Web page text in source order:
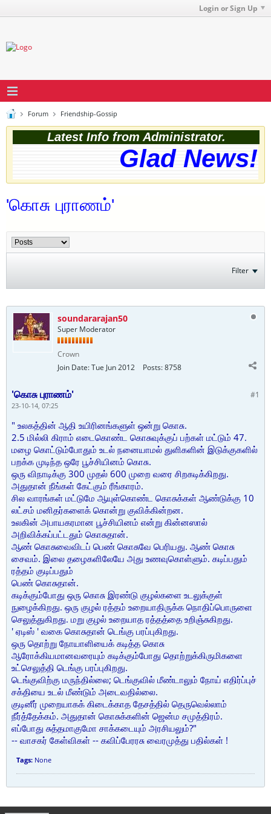
Login or Sign Up
Forum Friendship-Gossip
Latest Info from Administrator.
Glad News!
'கொசு புராணம்'
Filter
soundararajan50
Super Moderator
Crown
Join Date:Tue Jun 2012 Posts:8758
#1
'கொசு புராணம்'
23-10-14, 07:25
" உலகத்தின் ஆதி உயிரினங்களுள் ஒன்று கொசு.
2.5 மில்லி கிராம் எடைகொண்ட கொசுவுக்குப் பற்கள் மட்டும் 47.
மழை கொட்டும்போதும் உடல் நனையாமல் துளிகளின் இடுக்குகளில்
பறக்க முடிந்த ஒரே பூச்சியினம் கொசு.
ஒரு விநாடிக்கு 300 முதல் 600 முறை வரை சிறகடிக்கிறது.
அதுதான் நீங்கள் கேட்கும் ரீங்காரம்.
சில வாரங்கள் மட்டுமே ஆயுள்கொண்ட கொசுக்கள் ஆண்டுக்கு 10
லட்சம் மனிதர்களைக் கொன்று குவிக்கின்றன.
உலகின் அபாயகரமான பூச்சியினம் என்று கின்னஸால்
அறிவிக்கப்பட்டதும் கொசுதான்.
ஆண் கொசுவைவிடப் பெண் கொசுவே பெரியது. ஆண் கொசு
சைவம். இலை தழைகளிலேயே அது உணவுகொள்ளும். கடிப்பதும்
ரத்தம் குடிப்பதும்
பெண் கொசுதான்.
கடிக்கும்போது ஒரு கொசு இரண்டு குழல்களை உடலுக்குள்
நுழைக்கிறது. ஒரு குழல் ரத்தம் உறையாதிருக்க நொதிப்பொருளை
செலுத்துகிறது. மறு குழல் உறையாத ரத்தத்தை உறிஞ்சுகிறது.
' ஏடிஸ் ' வகை கொசுதான் டெங்கு பரப்புகிறது.
ஒரு தொற்று நோயாளியைக் கடித்த கொசு
ஆரோக்கியமானவரையும் கடிக்கும்போது தொற்றுக்கிருமிகளை
உட்செலுத்தி டெங்கு பரப்புகிறது.
டெங்குவிற்கு மருந்தில்லை; டெங்குவில் மீண்டாலும் நோய் எதிர்ப்புச்
சக்தியை உடல் மீண்டும் அடைவதில்லை.
குடினீர் முறையாகக் கிடைக்காத தேசத்தில் தெருவெல்லாம்
நீர்த்தேக்கம். அதுதான் கொசுக்களின் ஜென்ம சமுத்திரம்.
எப்போது சுத்தமாகுமோ சாக்கடையும் அரசியலும்?"
-- வாசகர் கேள்விகள் -- கவிப்பேரரசு வைரமுத்து பதில்கள் !
Tags: None